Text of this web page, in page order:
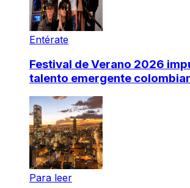
Entérate
Festival de Verano 2026
talento emergente
Para leer